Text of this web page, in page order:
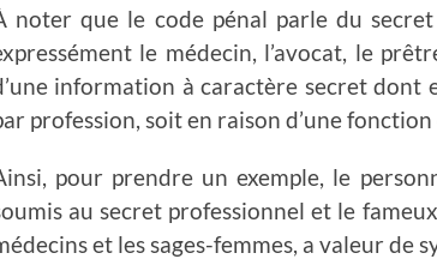
noter que le code pénal parle du
le médecin, l’avocat, le
information à caractère secret dont
profession, soit en raison d’une
pour prendre un exemple, le
au secret professionnel et le
et les sages-femmes, a valeur de